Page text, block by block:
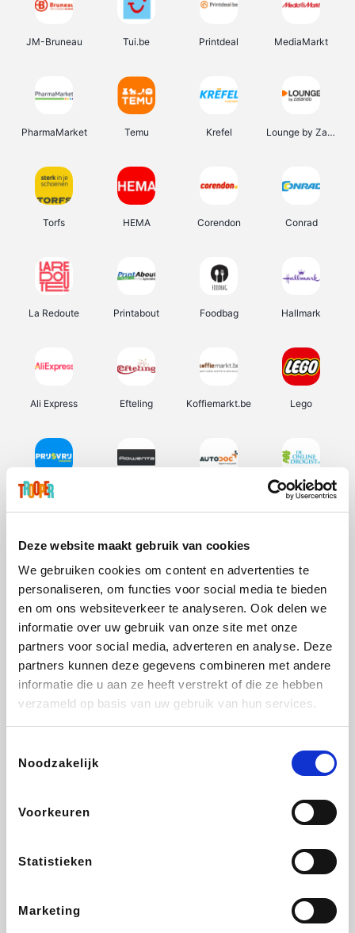
Deze website maakt gebruik van cookies
We gebruiken cookies om content en advertenties te
personaliseren, om functies voor social media te bieden
en om ons websiteverkeer te analyseren. Ook delen we
informatie over uw gebruik van onze site met onze
partners voor social media, adverteren en analyse. Deze
partners kunnen deze gegevens combineren met andere
informatie die u aan ze heeft verstrekt of die ze hebben
verzameld op basis van uw gebruik van hun services.
Noodzakelijk
Voorkeuren
Statistieken
Marketing
JM-Bruneau Tui.be Printdeal MediaMarkt
PharmaMarket Temu Krefel Lounge by Zalando
Torfs HEMA Corendon Conrad
La Redoute Printabout Foodbag Hallmark
Ali Express Efteling Koffiemarkt.be Lego
Prijsvrij De Online Drogist
Vidaxl Plopsa Lampenlicht.be Adidas
All Accor
DectDirect ZEB
SupraBazar